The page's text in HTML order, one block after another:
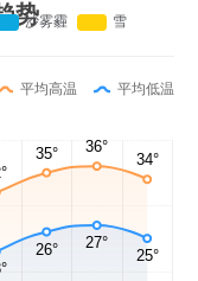
势
平均高温 平均低温